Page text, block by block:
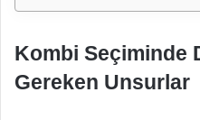
Kombi Seçiminde
Gereken Unsurlar